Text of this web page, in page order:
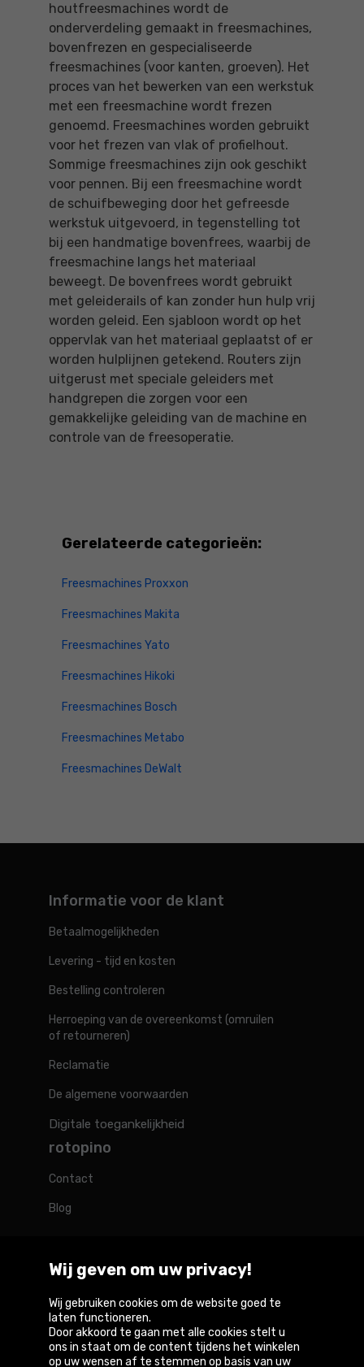
houtfreesmachines wordt de
onderverdeling gemaakt in freesmachines,
bovenfrezen en gespecialiseerde
freesmachines (voor kanten, groeven). Het
proces van het bewerken van een werkstuk
met een freesmachine wordt frezen
genoemd. Freesmachines worden gebruikt
voor het frezen van vlak of profielhout.
Sommige freesmachines zijn ook geschikt
voor pennen. Bij een freesmachine wordt
de schuifbeweging door het gefreesde
werkstuk uitgevoerd, in tegenstelling tot
bij een handmatige bovenfrees, waarbij de
freesmachine langs het materiaal
beweegt. De bovenfrees wordt gebruikt
met geleiderails of kan zonder hun hulp vrij
worden geleid. Een sjabloon wordt op het
oppervlak van het materiaal geplaatst of er
worden hulplijnen getekend. Routers zijn
uitgerust met speciale geleiders met
handgrepen die zorgen voor een
gemakkelijke geleiding van de machine en
controle van de freesoperatie.
Gerelateerde categorieën:
Freesmachines Proxxon
Freesmachines Makita
Freesmachines Yato
Freesmachines Hikoki
Freesmachines Bosch
Freesmachines Metabo
Freesmachines DeWalt
Informatie voor de klant
Betaalmogelijkheden
Levering - tijd en kosten
Bestelling controleren
Herroeping van de overeenkomst (omruilen
of retourneren)
Reclamatie
De algemene voorwaarden
Digitale toegankelijkheid
rotopino
Contact
Blog
Rotopino in de wereld
Belgique Deutschland France Nederland Österreich
Wij geven om uw privacy!
Wij gebruiken cookies om de website goed te
laten functioneren.
Door akkoord te gaan met alle cookies stelt u
ons in staat om de content tijdens het winkelen
op uw wensen af te stemmen op basis van uw